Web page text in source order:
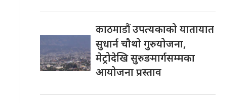
काठमाडौंउपत्यकाको यातायात
सुधार्न चौथो गुरुयोजना,
मेट्रोदेखि सुरुङमार्गसम्मका
आयोजना प्रस्ताव